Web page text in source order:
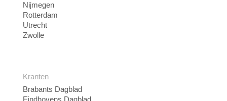
Nijmegen
Rotterdam
Utrecht
Zwolle
Kranten
Brabants Dagblad
Eindhovens Dagblad